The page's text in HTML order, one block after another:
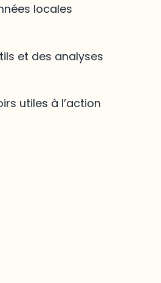
locales
et des analyses
utiles à l’action